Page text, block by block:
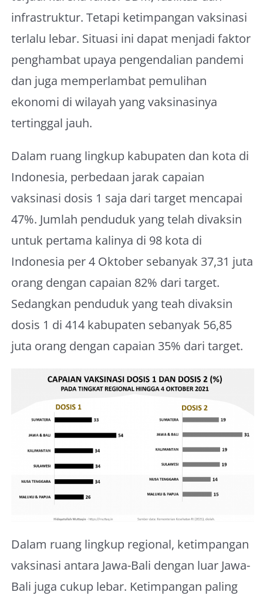
infrastruktur. Tetapi ketimpangan vaksinasi
terlalu lebar. Situasi ini dapat menjadi faktor
penghambat upaya pengendalian pandemi
dan juga memperlambat pemulihan
ekonomi di wilayah yang vaksinasinya
tertinggal jauh.
Dalam ruang lingkup kabupaten dan kota di
Indonesia, perbedaan jarak capaian
vaksinasi dosis 1 saja dari target mencapai
47%. Jumlah penduduk yang telah divaksin
untuk pertama kalinya di 98 kota di
Indonesia per 4 Oktober sebanyak 37,31 juta
orang dengan capaian 82% dari target.
Sedangkan penduduk yang teah divaksin
dosis 1 di 414 kabupaten sebanyak 56,85
juta orang dengan capaian 35% dari target.
Dalam ruang lingkup regional, ketimpangan
vaksinasi antara Jawa-Bali dengan luar Jawa-
Bali juga cukup lebar. Ketimpangan paling